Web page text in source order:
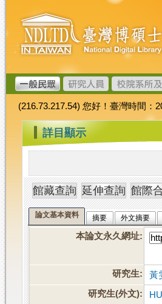
跳
到
主
要
內
容
臺
灣
博
碩
士
論
文
加
值
系
統
(216.73.217.54) 您好！臺灣時間：
::: 詳目顯示
論文基本資料 摘要 外文摘要
本論文永久網址:
研究生:
黃
研究生(外文):